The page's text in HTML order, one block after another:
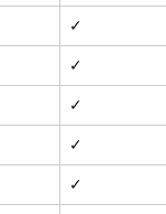
✓
✓
✓
✓
✓